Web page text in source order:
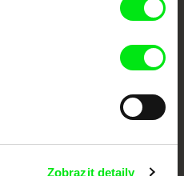
Zobrazit detaily
DOK Leipzig